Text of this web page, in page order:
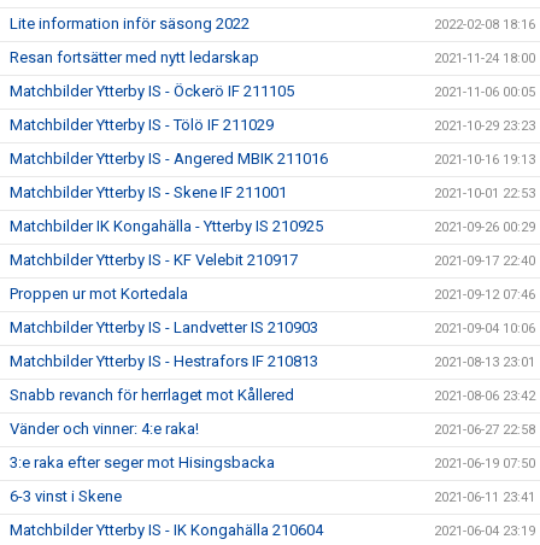
Lite information inför säsong 2022 2022-02-08 18:16
Resan fortsätter med nytt ledarskap 2021-11-24 18:00
Matchbilder Ytterby IS - Öckerö IF 211105 2021-11-06 00:05
Matchbilder Ytterby IS - Tölö IF 211029 2021-10-29 23:23
Matchbilder Ytterby IS - Angered MBIK 211016 2021-10-16 19:13
Matchbilder Ytterby IS - Skene IF 211001 2021-10-01 22:53
Matchbilder IK Kongahälla - Ytterby IS 210925 2021-09-26 00:29
Matchbilder Ytterby IS - KF Velebit 210917 2021-09-17 22:40
Proppen ur mot Kortedala 2021-09-12 07:46
Matchbilder Ytterby IS - Landvetter IS 210903 2021-09-04 10:06
Matchbilder Ytterby IS - Hestrafors IF 210813 2021-08-13 23:01
Snabb revanch för herrlaget mot Kållered 2021-08-06 23:42
Vänder och vinner: 4:e raka! 2021-06-27 22:58
3:e raka efter seger mot Hisingsbacka 2021-06-19 07:50
6-3 vinst i Skene 2021-06-11 23:41
Matchbilder Ytterby IS - IK Kongahälla 210604 2021-06-04 23:19